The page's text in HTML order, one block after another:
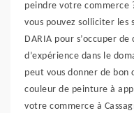
peindre votre commerce
vous pouvez solliciter les
DARIA pour s’occuper
d’expérience dans le
peut vous donner de bon
couleur de peinture à
votre commerce à